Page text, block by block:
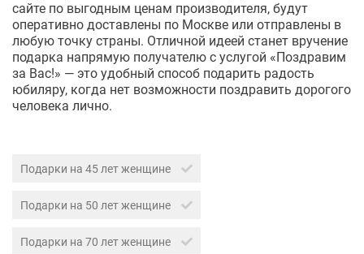
сайте по выгодным ценам производителя, будут
оперативно доставлены по Москве или отправлены в
любую точку страны. Отличной идеей станет вручение
подарка напрямую получателю с услугой «Поздравим
за Вас!» — это удобный способ подарить радость
юбиляру, когда нет возможности поздравить дорогого
человека лично.
Подарки на 45 лет женщине
Подарки на 50 лет женщине
Подарки на 70 лет женщине